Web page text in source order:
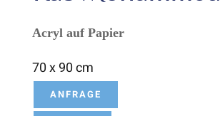
Acryl auf Papier
70 x 90 cm
ANFRAGE